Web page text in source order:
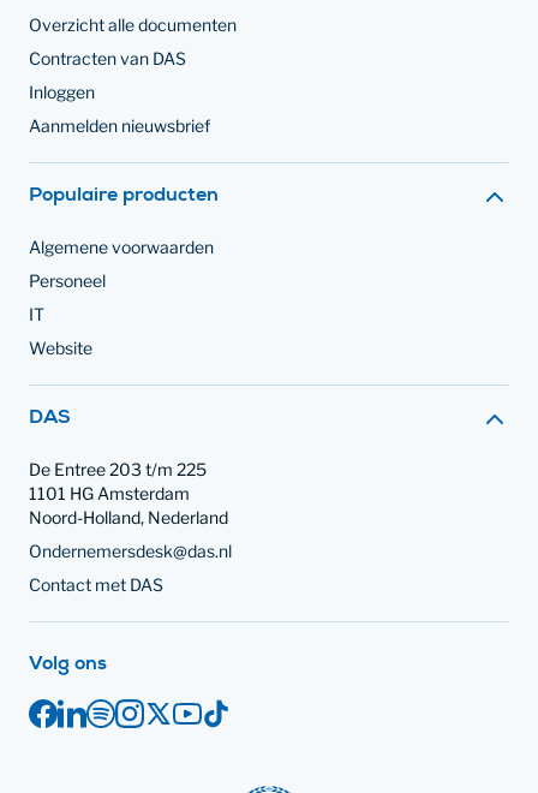
Overzicht alle documenten
Contracten van DAS
Inloggen
Aanmelden nieuwsbrief
Populaire producten
Algemene voorwaarden
Personeel
IT
Website
Contact met
DAS
De Entree 203 t/m 225
1101 HG Amsterdam
Noord-Holland, Nederland
Ondernemersdesk@das.nl
Contact met DAS
Volg ons
op social media